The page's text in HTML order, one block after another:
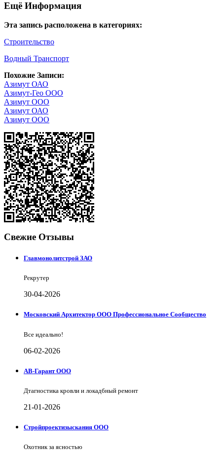
Ещё Информация
Эта запись расположена в категориях:
Строительство
Водный Транспорт
Похожие Записи:
Азимут ОАО
Азимут-Гео ООО
Азимут ООО
Азимут ОАО
Азимут ООО
Свежие Отзывы
Главмонолитстрой ЗАО
Рекрутер
30-04-2026
Московский Архитектор ООО Профессиональное Сообщество
Все идеально!
06-02-2026
АВ-Гарант ООО
Дтагностика кровли и локадбный ремонт
21-01-2026
Стройпроектизыскания ООО
Охотник за ясностью